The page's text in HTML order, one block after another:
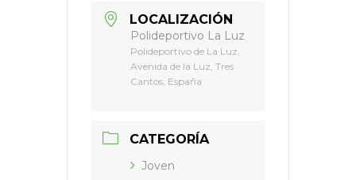
LOCALIZACIÓN
Polideportivo La Luz
Polideportivo de La Luz,
Avenida de la Luz, Tres
Cantos, España
CATEGORÍA
Joven